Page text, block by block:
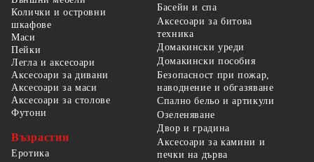
Колички и островни
шкафове
Маси
Пейки
Легла и аксесоари
Аксесоари за дивани
Аксесоари за маси
Аксесоари за столове
Футони
Възрастни
Еротика
Басейн и спа
Аксесоари за битова
техника
Домакински уреди
Домакински пособия
Безопасност при пожар,
наводнение и обгазяване
Спално бельо и артикули
Озеленяване
Двор и градина
Аксесоари за камини и
печки на дърва